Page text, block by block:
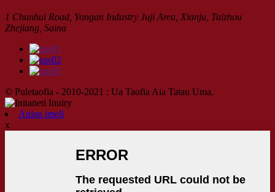
1 Chunhui Road, Yongan Industry Juji Area, Xianju, Taizhou
Zhejiang, Saina
© Puletaofia - 2010-2021 : Ua Taofia Aia Tatau Uma.
Auina imeli
x